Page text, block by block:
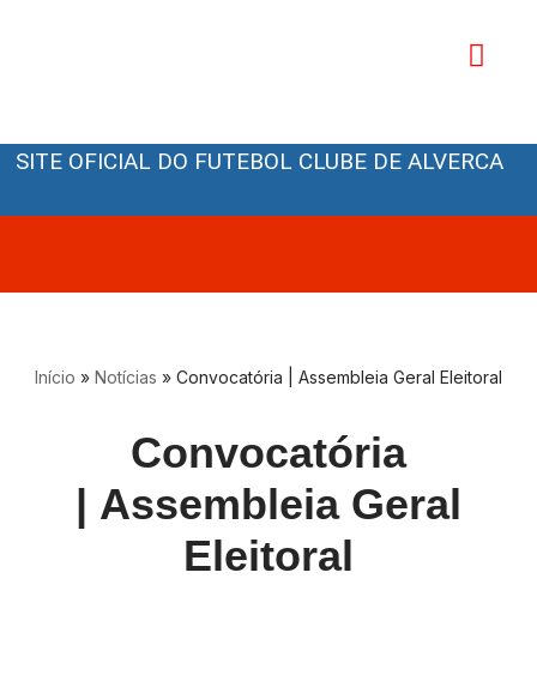
conteúdo
SITE OFICIAL DO FUTEBOL CLUBE DE ALVERCA
Início » Notícias » Convocatória | Assembleia Geral Eleitoral
Convocatória
| Assembleia Geral
Eleitoral